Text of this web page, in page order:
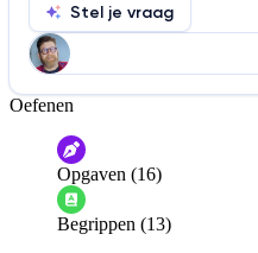
Stel je vraag
Help ons de video te verbeteren
De audio is slecht
Informatie is onjuist
De docent is te langdradig
Oefenen
Opgaven (16)
Begrippen (13)